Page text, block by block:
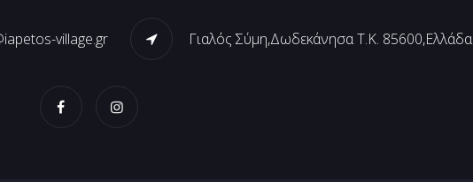
village.gr Γιαλός Σύμη,Δωδεκάνησα Τ.Κ. 85600,Ελλάδα